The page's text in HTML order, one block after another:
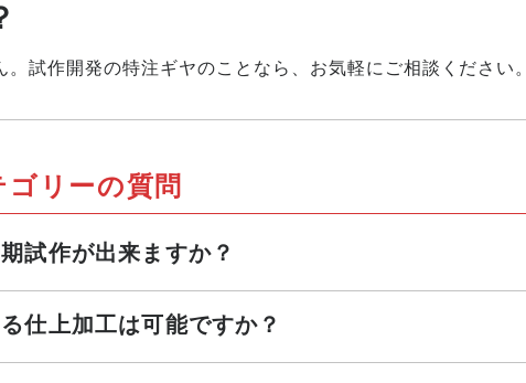
。試作開発の特注ギヤのことなら、お気軽にご相談ください。
リーの質問
試作が出来ますか？
仕上加工は可能ですか？